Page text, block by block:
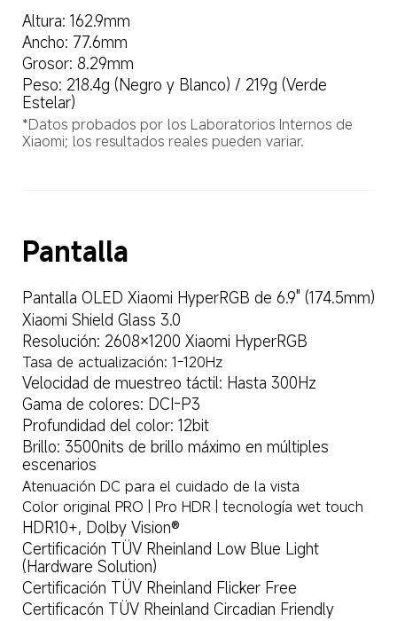
Altura: 162.9mm
Ancho: 77.6mm
Grosor: 8.29mm
Peso: 218.4g (Negro y Blanco) / 219g (Verde
Estelar)
*Datos probados por los Laboratorios Internos de
Xiaomi; los resultados reales pueden variar.
Pantalla
Pantalla OLED Xiaomi HyperRGB de 6.9" (174.5mm)
Xiaomi Shield Glass 3.0
Resolución: 2608×1200 Xiaomi HyperRGB
Tasa de actualización: 1-120Hz
Velocidad de muestreo táctil: Hasta 300Hz
Gama de colores: DCI-P3
Profundidad del color: 12bit
Brillo: 3500nits de brillo máximo en múltiples
escenarios
Atenuación DC para el cuidado de la vista
Color original PRO | Pro HDR | tecnología wet touch
HDR10+, Dolby Vision®
Certificación TÜV Rheinland Low Blue Light
(Hardware Solution)
Certificación TÜV Rheinland Flicker Free
Certificacón TÜV Rheinland Circadian Friendly